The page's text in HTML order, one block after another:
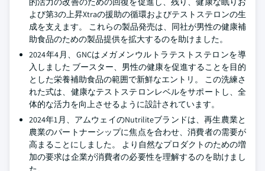
よび第3の上昇Xtraの援助の循環およびテストステロンの生
成を支えます。 これらの製品発売は、同社が男性の健康補
助食品のための製品提供を拡大するのを助けました。
2024年4月、GNCはメガメンウルトラテストステロンを導
入しました ブースター、男性の健康を促進することを目的
とした栄養補助食品の範囲で新鮮なエントリ。 この洗練さ
れた式は、健康なテストステロンレベルをサポートし、全
体的な活力を向上させるように設計されています。
2024年1月、アムウェイのNutriliteブランドは、再生農業と
農業のパートナーシップに焦点を合わせ、消費者の需要が
高まることにしました。 より自然なプロダクトのための増
加の要求は企業が消費者の必要性を理解するのを助けまし